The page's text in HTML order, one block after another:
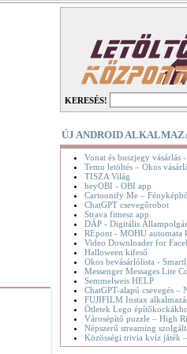
KERESÉS!
ÚJ ANDROID
Vonat és buszjegy vásárlás
Temu letöltés – Okos
TISZA Világ
heyOBI - OBI app
Cartoonify Me –
ChatGPT csevegőrobot
Strava fitnesz app
DÁP - Digitális Állampolgár
REpont - MOHU automata
Video Downloader for
Halloween kifeső
Okos bevásárlólista -
Messenger Messages Lite
Semmelweis HELP
ChatGPT-alapú csevegés –
FUJIFILM Instax
Ötletek Lego
Városépítő puzzle – High
Népszerű streaming
Közösségi trivia kvíz játék